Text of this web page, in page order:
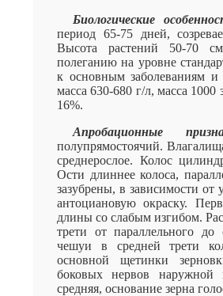
Биологические
период 65-75 дней,
Высота растений 50-70
полеганию на уровне
к основным заболеваниям и
масса 630-680 г/л, масса 1000
16%.
Апробационные
полупрямостоячий.
среднерослое. Колос
Ости длиннее колоса,
зазубрены, в зависимости
антоциановую окраску.
длины со слабым изгибом.
трети от параллельного до
чешуи в средней трети
основной щетинки
боковых нервов наружной
средняя, основание зерна